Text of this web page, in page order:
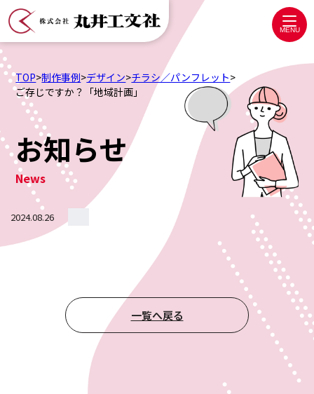
株
式
会
社
MENU
TOP>制作事例>デザイン>チラシ／パンフレット>
ご存じですか？「地域計画」
お知らせ
News
2024.08.26
一覧へ戻る